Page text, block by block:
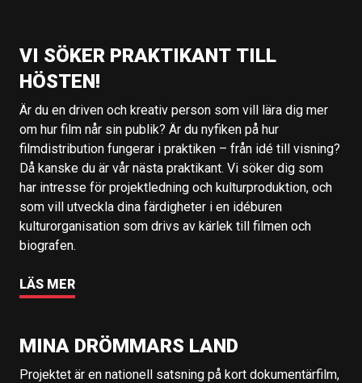
VI SÖKER PRAKTIKANT TILL
HÖSTEN!
Är du en driven och kreativ person som vill lära dig mer
om hur film når sin publik? Är du nyfiken på hur
filmdistribution fungerar i praktiken – från idé till visning?
Då kanske du är vår nästa praktikant. Vi söker dig som
har intresse för projektledning och kulturproduktion, och
som vill utveckla dina färdigheter i en idéburen
kulturorganisation som drivs av kärlek till filmen och
biografen.
LÄS MER
MINA DRÖMMARS LAND
Projektet är en nationell satsning på kort dokumentärfilm,